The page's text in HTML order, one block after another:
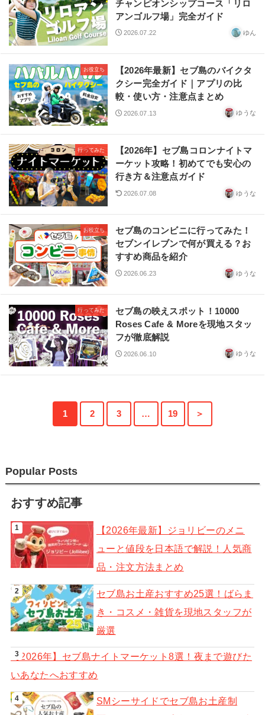
チャンピオンシップコース「リロ
アンゴルフ場」完全ガイド
2026.07.22 ゆん
お役立ち
【2026年最新】セブ島のバイクタ
クシー完全ガイド｜アプリの比
較・使い方・注意点まとめ
2026.07.13 ゆうな
行ってみた
【2026年】セブ島コロンナイトマ
ーケット攻略！初めてでも安心の
行き方＆注意点ガイド
2026.07.08 ゆうな
お役立ち
セブ島のコンビニに行ってみた！
セブンイレブンで何が買える？お
すすめ商品を紹介
2026.06.23 ゆうな
行ってみた
セブ島の映えスポット！10000
Roses Cafe & Moreを現地スタッ
フが徹底解説
2026.06.10 ゆうな
1 2 3 … 19 ＞
Popular Posts
おすすめ記事
【2026年最新】ジョリビーのメニ
ューと値段を日本語で解説！人気商
品・注文方法まとめ
セブ島お土産おすすめ25選！ばらま
き・コスメ・雑貨を現地スタッフが
厳選
【2026年】セブ島ナイトマーケット8選！夜まで遊びた
いあなたへおすすめ
SMシーサイドでセブ島お土産制